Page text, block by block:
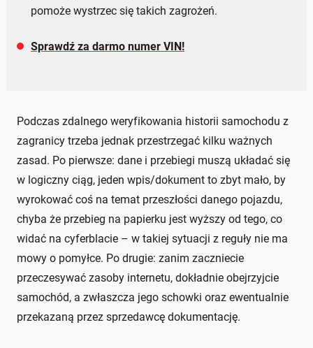
pomoże wystrzec się takich zagrożeń.
Sprawdź za darmo numer VIN!
Podczas zdalnego weryfikowania historii samochodu z
zagranicy trzeba jednak przestrzegać kilku ważnych
zasad. Po pierwsze: dane i przebiegi muszą układać się
w logiczny ciąg, jeden wpis/dokument to zbyt mało, by
wyrokować coś na temat przeszłości danego pojazdu,
chyba że przebieg na papierku jest wyższy od tego, co
widać na cyferblacie – w takiej sytuacji z reguły nie ma
mowy o pomyłce. Po drugie: zanim zaczniecie
przeczesywać zasoby internetu, dokładnie obejrzyjcie
samochód, a zwłaszcza jego schowki oraz ewentualnie
przekazaną przez sprzedawcę dokumentację.